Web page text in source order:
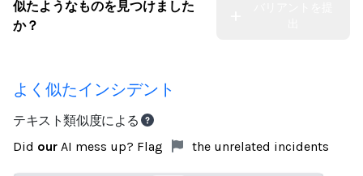
似たようなものを見つけました
か？
よく似たインシデント
テキスト類似度による
Did our AI mess up? Flag the unrelated incidents